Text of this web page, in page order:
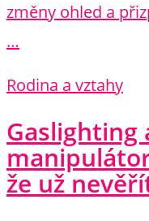
změny ohled a
…
Rodina a vztahy
Gaslighting
že už